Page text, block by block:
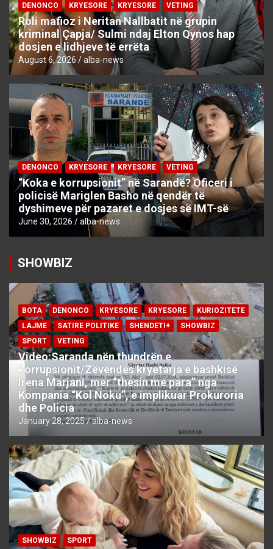
DENONCO KRYESORE KRYESORE VETING
Roli mafioz i Neritan Nallbatit në grupin
kriminal Çapja/ Sulmi ndaj Elton Qynos hap
dosjen e lidhjeve të errëta
August 6, 2026 alba-news
DENONCO KRYESORE KRYESORE VETING
“Koka e korrupsionit” në Sarandë? Oficeri i
policisë Mariglen Basho në qendër të
dyshimeve për pazaret e dosjes së IMT-së
June 30, 2026 alba-news
SHOWBIZ
BOTA DENONCO KRYESORE KRYESORE
KURIOZITETE
LAJME
SATIRE POLITIKE SHENDETI+
SHOWBIZ
SPORT
VETING
Video:Saranda nën thundrën e
korrupsionit/Zëvëndës kryetarja e bashkisë
Irena Marjani, mer “thesin me para” nga
Kompania “Kol Noku”, e implikuar Prokuroria
dhe Policia
January 28, 2025 alba-news
SHOWBIZ SPORT